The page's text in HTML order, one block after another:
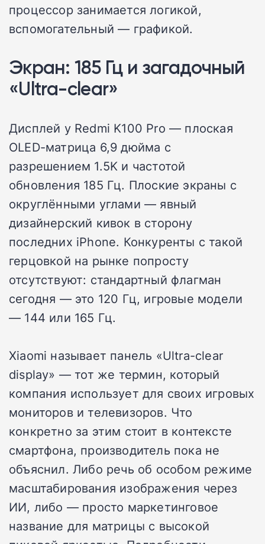
процессор занимается логикой,
вспомогательный — графикой.
Экран: 185 Гц и загадочный
«Ultra-clear»
Дисплей у Redmi K100 Pro — плоская
OLED-матрица 6,9 дюйма с
разрешением 1.5K и частотой
обновления 185 Гц. Плоские экраны с
округлёнными углами — явный
дизайнерский кивок в сторону
последних iPhone. Конкуренты с такой
герцовкой на рынке попросту
отсутствуют: стандартный флагман
сегодня — это 120 Гц, игровые модели
— 144 или 165 Гц.
Xiaomi называет панель «Ultra-clear
display» — тот же термин, который
компания использует для своих игровых
мониторов и телевизоров. Что
конкретно за этим стоит в контексте
смартфона, производитель пока не
объяснил. Либо речь об особом режиме
масштабирования изображения через
ИИ, либо — просто маркетинговое
название для матрицы с высокой